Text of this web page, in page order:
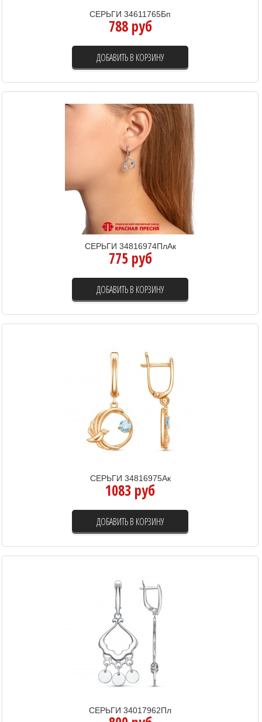
СЕРЬГИ 34611765Бп
788 руб
ДОБАВИТЬ В КОРЗИНУ
СЕРЬГИ 34816974ПлАк
775 руб
ДОБАВИТЬ В КОРЗИНУ
СЕРЬГИ 34816975Ак
1083 руб
ДОБАВИТЬ В КОРЗИНУ
СЕРЬГИ 34017962Пл